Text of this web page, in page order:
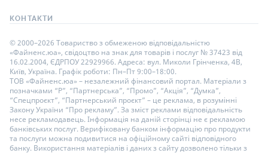
КОНТАКТИ
© 2000–2026 Товариство з обмеженою відповідальністю
«Файненс.юа», свідоцтво на знак для товарів і послуг № 37423 від
16.02.2004, ЄДРПОУ 22929966. Адреса: вул. Миколи Грінченка, 4В,
Київ, Україна. Графік роботи: Пн–Пт 9:00–18:00.
ТОВ «Файненс.юа» – незалежний фінансовий портал. Матеріали з
позначками “Р”, “Партнерська”, “Промо”, “Акція”, “Думка”,
“Спецпроєкт”, “Партнерський проєкт” – це реклама, в розумінні
Закону України “Про рекламу”. За зміст реклами відповідальність
несе рекламодавець. Інформація на даній сторінці не є рекламою
банківських послуг. Верифіковану банком інформацію про продукти
та послуги можна подивитися на офіційному сайті відповідного
банку. Використання матеріалів і даних з сайту дозволено тільки з